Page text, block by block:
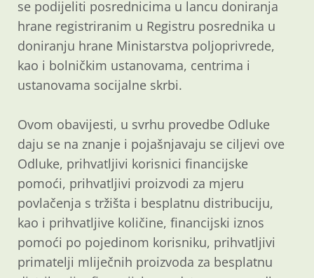
se podijeliti posrednicima u lancu doniranja
hrane registriranim u Registru posrednika u
doniranju hrane Ministarstva poljoprivrede,
kao i bolničkim ustanovama, centrima i
ustanovama socijalne skrbi.
Ovom obavijesti, u svrhu provedbe Odluke
daju se na znanje i pojašnjavaju se ciljevi ove
Odluke, prihvatljivi korisnici financijske
pomoći, prihvatljivi proizvodi za mjeru
povlačenja s tržišta i besplatnu distribuciju,
kao i prihvatljive količine, financijski iznos
pomoći po pojedinom korisniku, prihvatljivi
primatelji mliječnih proizvoda za besplatnu